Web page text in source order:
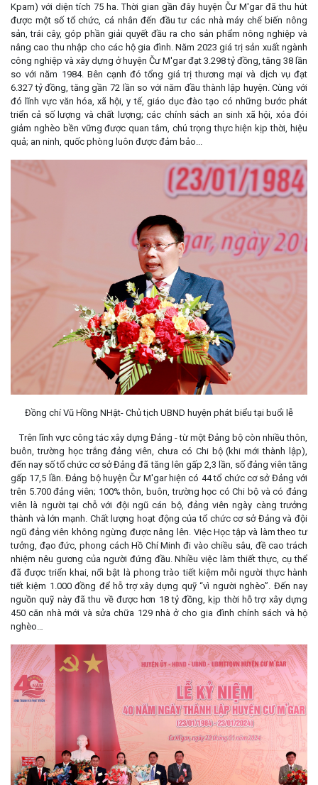
Kpam) với diện tích 75 ha. Thời gian gần đây huyện Čư M'gar đã thu hút
được một số tổ chức, cá nhân đến đầu tư các nhà máy chế biến nông
sản, trái cây, góp phần giải quyết đầu ra cho sản phẩm nông nghiệp và
nâng cao thu nhập cho các hộ gia đình. Năm 2023 giá trị sản xuất ngành
công nghiệp và xây dựng ở huyện Čư M'gar đạt 3.298 tỷ đồng, tăng 38 lần
so với năm 1984. Bên cạnh đó tổng giá trị thương mại và dịch vụ đạt
6.327 tỷ đồng, tăng gần 72 lần so với năm đầu thành lập huyện. Cùng với
đó lĩnh vực văn hóa, xã hội, y tế, giáo dục đào tạo có những bước phát
triển cả số lượng và chất lượng; các chính sách an sinh xã hội, xóa đói
giảm nghèo bền vững được quan tâm, chú trọng thực hiện kịp thời, hiệu
quả; an ninh, quốc phòng luôn được đảm bảo...
Đồng chí Vũ Hồng NHật- Chủ tịch UBND huyện phát biểu tại buổi lễ
Trên lĩnh vực công tác xây dựng Đảng - từ một Đảng bộ còn nhiều thôn,
buôn, trường học trắng đảng viên, chưa có Chi bộ (khi mới thành lập),
đến nay số tổ chức cơ sở Đảng đã tăng lên gấp 2,3 lần, số đảng viên tăng
gấp 17,5 lần. Đảng bộ huyện Čư M'gar hiện có 44 tổ chức cơ sở Đảng với
trên 5.700 đảng viên; 100% thôn, buôn, trường học có Chi bộ và có đảng
viên là người tại chỗ với đội ngũ cán bộ, đảng viên ngày càng trưởng
thành và lớn mạnh. Chất lượng hoạt động của tổ chức cơ sở Đảng và đội
ngũ đảng viên không ngừng được nâng lên. Việc Học tập và làm theo tư
tưởng, đạo đức, phong cách Hồ Chí Minh đi vào chiều sâu, đề cao trách
nhiệm nêu gương của người đứng đầu. Nhiều việc làm thiết thực, cụ thể
đã được triển khai, nổi bật là phong trào tiết kiệm mỗi người thực hành
tiết kiệm 1.000 đồng để hỗ trợ xây dựng quỹ “vì người nghèo”. Đến nay
nguồn quỹ này đã thu về được hơn 18 tỷ đồng, kịp thời hỗ trợ xây dựng
450 căn nhà mới và sửa chữa 129 nhà ở cho gia đình chính sách và hộ
nghèo…